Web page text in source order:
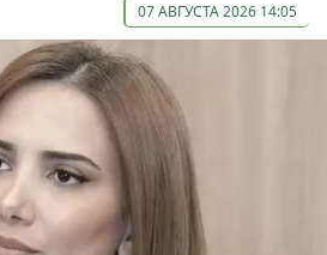
07 АВГУСТА 2026 14:05